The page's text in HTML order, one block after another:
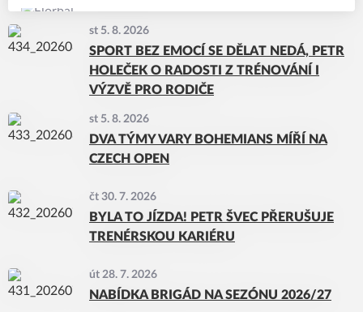
st 5. 8. 2026
SPORT BEZ EMOCÍ SE DĚLAT NEDÁ, PETR
HOLEČEK O RADOSTI Z TRÉNOVÁNÍ I
VÝZVĚ PRO RODIČE
st 5. 8. 2026
DVA TÝMY VARY BOHEMIANS MÍŘÍ NA
CZECH OPEN
čt 30. 7. 2026
BYLA TO JÍZDA! PETR ŠVEC PŘERUŠUJE
TRENÉRSKOU KARIÉRU
út 28. 7. 2026
NABÍDKA BRIGÁD NA SEZÓNU 2026/27